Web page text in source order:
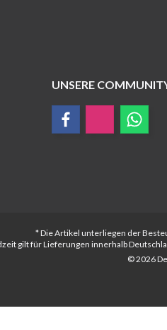
UNSERE
* Die Artikel unterliegen der
gilt für Lieferungen innerhalb
© 2026